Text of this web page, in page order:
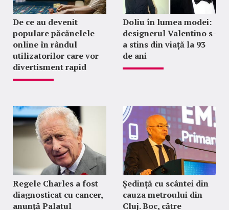
De ce au devenit
populare păcănelele
online în rândul
utilizatorilor care vor
divertisment rapid
Doliu în lumea modei:
designerul Valentino s-
a stins din viață la 93
de ani
Regele Charles a fost
diagnosticat cu cancer,
anunță Palatul
Ședință cu scântei din
cauza metroului din
Cluj. Boc, către